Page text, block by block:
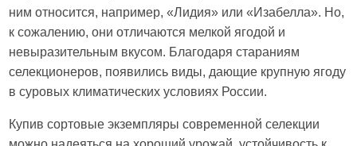
ним относится, например, «Лидия» или «Изабелла». Но,
к сожалению, они отличаются мелкой ягодой и
невыразительным вкусом. Благодаря стараниям
селекционеров, появились виды, дающие крупную ягоду
в суровых климатических условиях России.
Купив сортовые экземпляры современной селекции